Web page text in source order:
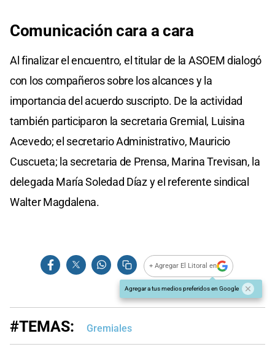
Comunicación cara a cara
Al finalizar el encuentro, el titular de la ASOEM dialogó
con los compañeros sobre los alcances y la
importancia del acuerdo suscripto. De la actividad
también participaron la secretaria Gremial, Luisina
Acevedo; el secretario Administrativo, Mauricio
Cuscueta; la secretaria de Prensa, Marina Trevisan, la
delegada María Soledad Díaz y el referente sindical
Walter Magdalena.
+ Agregar El Litoral en
Agregar a tus medios preferidos en Google
#TEMAS: Gremiales